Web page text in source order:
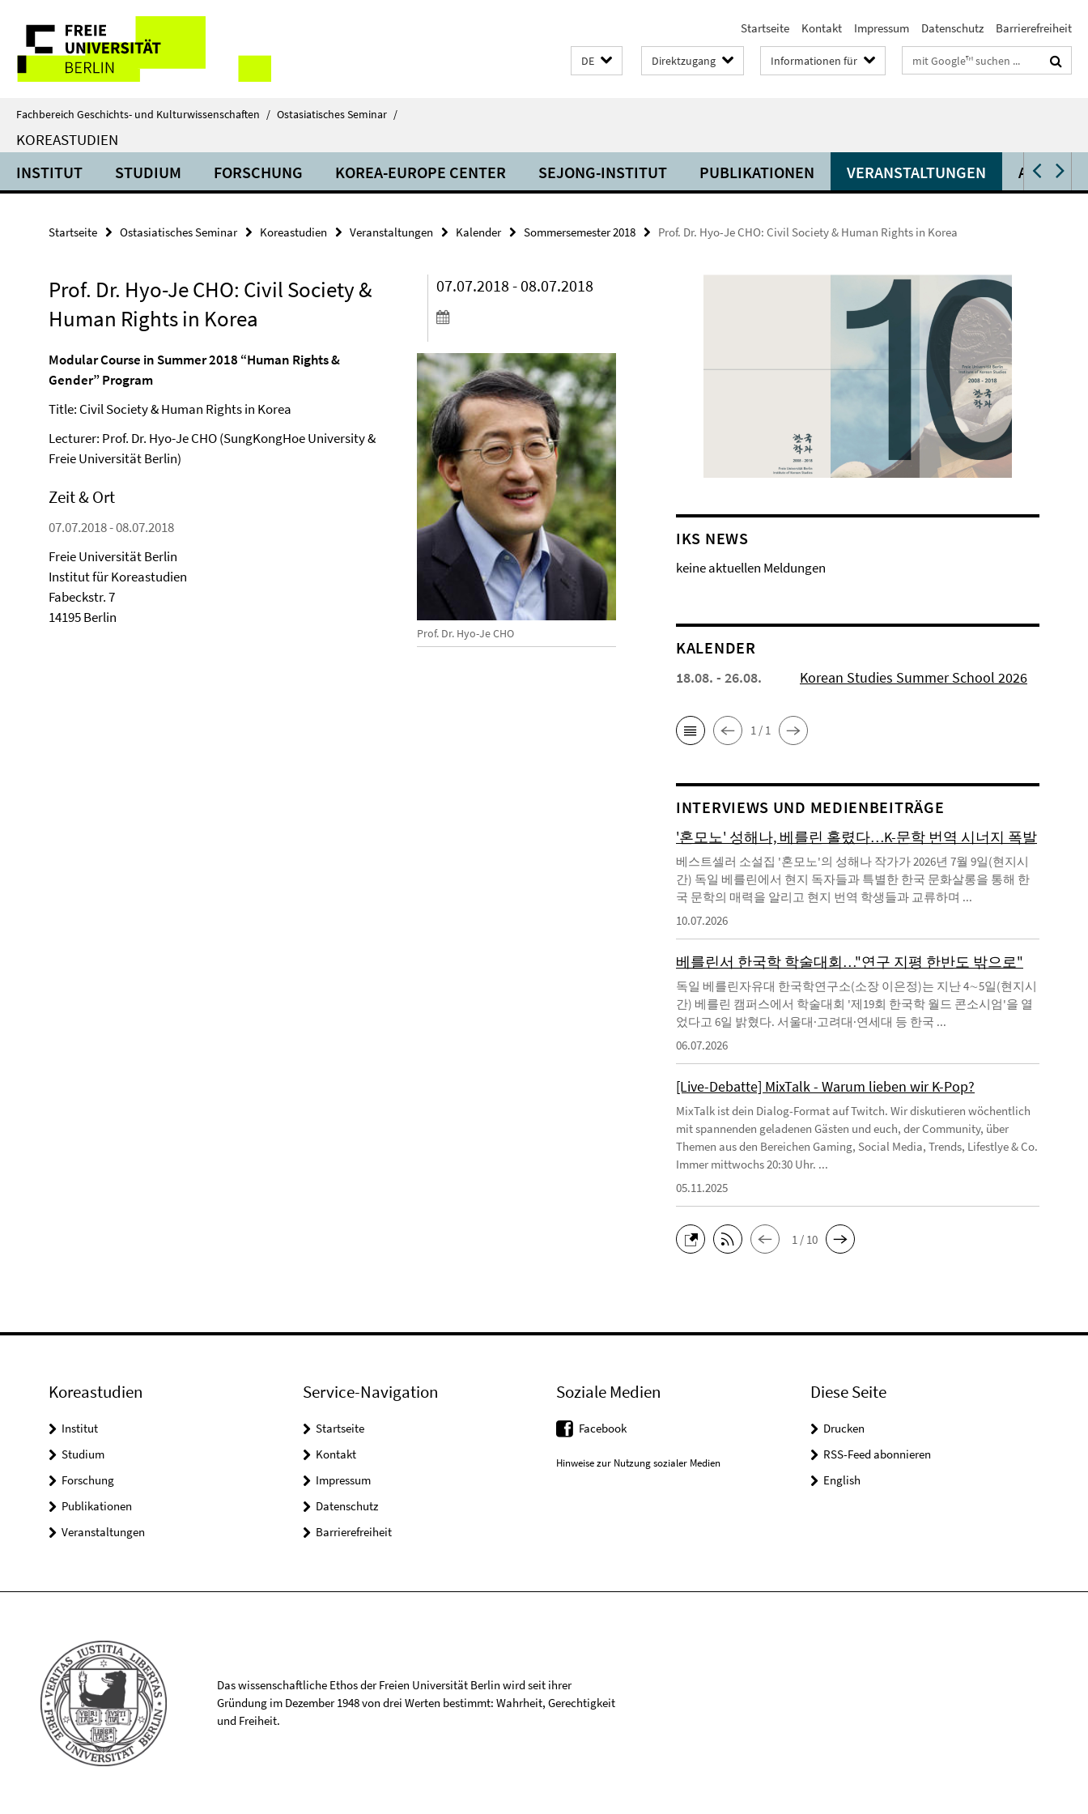
direkt
Inhalt
Service-
Navigation
Startseite Kontakt Impressum Datenschutz Barrierefreiheit
DE Direktzugang Informationen für Suchbegriffe
Fachbereich Geschichts- und Kulturwissenschaften / Ostasiatisches Seminar /
KOREASTUDIEN
INSTITUT STUDIUM FORSCHUNG KOREA-EUROPE CENTER SEJONG-INSTITUT PUBLIKATIONEN VERANSTALTUNGEN
Startseite Ostasiatisches Seminar Koreastudien Veranstaltungen Kalender Sommersemester 2018 Prof. Dr. Hyo-Je CHO: Civil Society & Human Rights in Korea
Prof. Dr. Hyo-Je CHO: Civil Society &
Human Rights in Korea
07.07.2018 - 08.07.2018
Prof. Dr. Hyo-Je CHO
Modular Course in Summer 2018 “Human Rights &
Gender” Program
Title: Civil Society & Human Rights in Korea
Lecturer: Prof. Dr. Hyo-Je CHO (SungKongHoe University &
Freie Universität Berlin)
Zeit & Ort
07.07.2018 - 08.07.2018
Freie Universität Berlin
Institut für Koreastudien
Fabeckstr. 7
14195 Berlin
IKS NEWS
keine aktuellen Meldungen
KALENDER
18.08. - 26.08. Korean Studies Summer School 2026
1 / 1
INTERVIEWS UND MEDIENBEITRÄGE
'혼모노' 성해나, 베를린 홀렸다…K-문학 번역 시너지 폭발
베스트셀러 소설집 '혼모노'의 성해나 작가가 2026년 7월 9일(현지시
간) 독일 베를린에서 현지 독자들과 특별한 한국 문화살롱을 통해 한
국 문학의 매력을 알리고 현지 번역 학생들과 교류하며 ...
10.07.2026
베를린서 한국학 학술대회…"연구 지평 한반도 밖으로"
독일 베를린자유대 한국학연구소(소장 이은정)는 지난 4∼5일(현지시
간) 베를린 캠퍼스에서 학술대회 '제19회 한국학 월드 콘소시엄'을 열
었다고 6일 밝혔다. 서울대·고려대·연세대 등 한국 ...
06.07.2026
[Live-Debatte] MixTalk - Warum lieben wir K-Pop?
MixTalk ist dein Dialog-Format auf Twitch. Wir diskutieren wöchentlich
mit spannenden geladenen Gästen und euch, der Community, über
Themen aus den Bereichen Gaming, Social Media, Trends, Lifestlye & Co.
Immer mittwochs 20:30 Uhr. ...
05.11.2025
1 / 10
Koreastudien
Institut
Studium
Forschung
Publikationen
Veranstaltungen
Service-Navigation
Startseite
Kontakt
Impressum
Datenschutz
Barrierefreiheit
Soziale Medien
Facebook
Hinweise zur Nutzung sozialer Medien
Diese Seite
Drucken
RSS-Feed abonnieren
English
Das wissenschaftliche Ethos der Freien Universität Berlin wird seit ihrer
Gründung im Dezember 1948 von drei Werten bestimmt: Wahrheit, Gerechtigkeit
und Freiheit.